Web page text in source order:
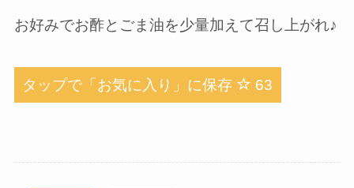
お好みでお酢とごま油を少量加えて召し上がれ♪
タップで「お気に入り」に保存 63